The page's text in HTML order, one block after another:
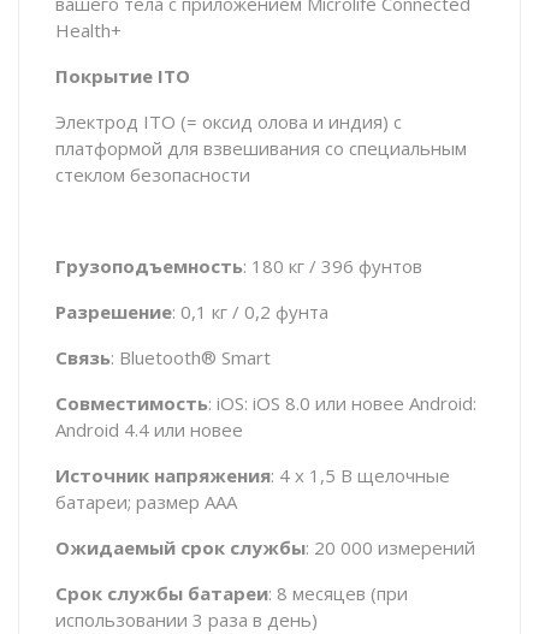
Health+
Покрытие ITO
Электрод ITO (= оксид олова и индия) с
платформой для взвешивания со специальным
стеклом безопасности
Грузоподъемность: 180 кг / 396 фунтов
Разрешение: 0,1 кг / 0,2 фунта
Связь: Bluetooth® Smart
Совместимость: iOS: iOS 8.0 или новее Android:
Android 4.4 или новее
Источник напряжения: 4 х 1,5 В щелочные
батареи; размер AAA
Ожидаемый срок службы: 20 000 измерений
Срок службы батареи: 8 месяцев (при
использовании 3 раза в день)